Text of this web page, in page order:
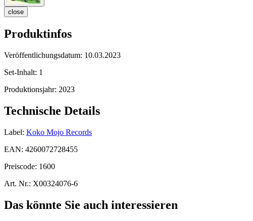
close
Produktinfos
Veröffentlichungsdatum: 10.03.2023
Set-Inhalt: 1
Produktionsjahr: 2023
Technische Details
Label: Koko Mojo Records
EAN: 4260072728455
Preiscode: 1600
Art. Nr.: X00324076-6
Das könnte Sie auch interessieren